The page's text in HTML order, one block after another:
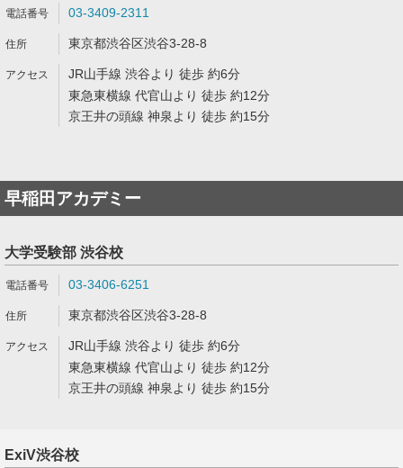
03-3409-2311
東京都渋谷区渋谷3-28-8
JR山手線 渋谷より 徒歩 約6分
東急東横線 代官山より 徒歩 約12分
京王井の頭線 神泉より 徒歩 約15分
早稲田アカデミー
大学受験部 渋谷校
03-3406-6251
東京都渋谷区渋谷3-28-8
JR山手線 渋谷より 徒歩 約6分
東急東横線 代官山より 徒歩 約12分
京王井の頭線 神泉より 徒歩 約15分
ExiV渋谷校